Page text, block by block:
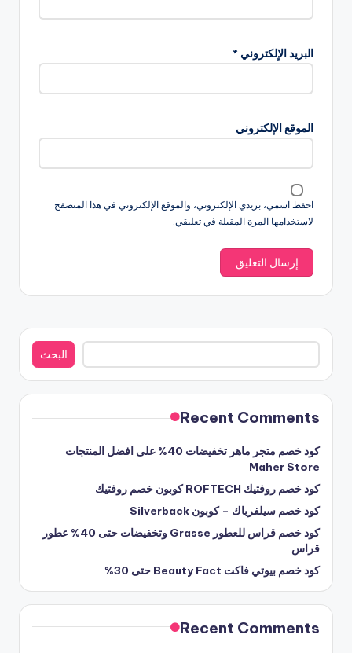
البريد الإلكتروني *
الموقع الإلكتروني
احفظ اسمي، بريدي الإلكتروني، والموقع الإلكتروني في هذا المتصفح
لاستخدامها المرة المقبلة في تعليقي.
البحث
البحث
Recent Comments
كود خصم متجر ماهر تخفيضات 40% على افضل المنتجات
Maher Store
كود خصم روفتيك ROFTECH كوبون خصم روفتيك
كود خصم سيلفرباك – كوبون Silverback
كود خصم قراس للعطور Grasse وتخفيضات حتى 40% عطور
قراس
كود خصم بيوتي فاكت Beauty Fact حتى 30%
Recent Comments